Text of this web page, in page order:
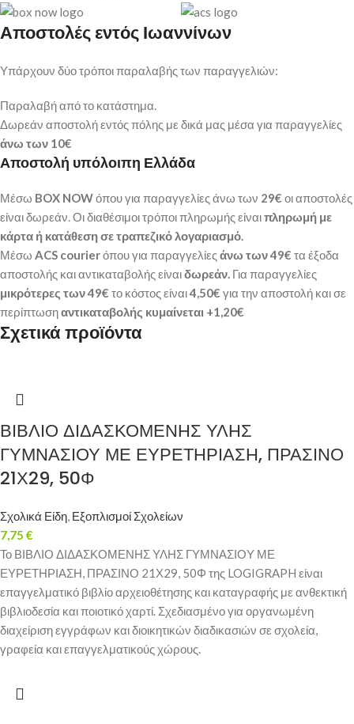
Αποστολές εντός Ιωαννίνων
Υπάρχουν δύο τρόποι παραλαβής των παραγγελιών:
Παραλαβή από το κατάστημα.
Δωρεάν αποστολή εντός πόλης με δικά μας μέσα για παραγγελίες
άνω των 10€
Αποστολή υπόλοιπη Ελλάδα
Μέσω BOX NOWόπου για παραγγελίες άνω των 29€ οι αποστολές
είναι δωρεάν. Οι διαθέσιμοι τρόποι πληρωμής είναιπληρωμή με
κάρτα ή κατάθεση σε τραπεζικό λογαριασμό.
Μέσω ACS courierόπου για παραγγελίεςάνω των 49€ τα έξοδα
αποστολής και αντικαταβολής είναιδωρεάν. Για παραγγελίες
μικρότερες των 49€ το κόστος είναι4,50€ για την αποστολή και σε
περίπτωσηαντικαταβολής κυμαίνεται +1,20€
Σχετικά προϊόντα
ΒΙΒΛΙΟ ΔΙΔΑΣΚΟΜΕΝΗΣ ΥΛΗΣ
ΓΥΜΝΑΣΙΟΥ ΜΕ ΕΥΡΕΤΗΡΙΑΣΗ, ΠΡΑΣΙΝΟ
21Χ29, 50Φ
Σχολικά Είδη, Εξοπλισμοί Σχολείων
7,75 €
Το ΒΙΒΛΙΟ ΔΙΔΑΣΚΟΜΕΝΗΣ ΥΛΗΣ ΓΥΜΝΑΣΙΟΥ ΜΕ
ΕΥΡΕΤΗΡΙΑΣΗ, ΠΡΑΣΙΝΟ 21Χ29, 50Φ της LOGIGRAPH είναι
επαγγελματικό βιβλίο αρχειοθέτησης και καταγραφής με ανθεκτική
βιβλιοδεσία και ποιοτικό χαρτί. Σχεδιασμένο για οργανωμένη
διαχείριση εγγράφων και διοικητικών διαδικασιών σε σχολεία,
γραφεία και επαγγελματικούς χώρους.